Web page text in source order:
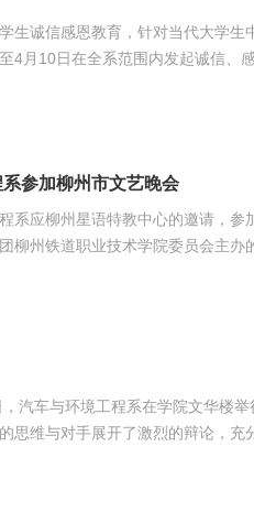
生诚信感恩教育，针对当代大学生
月10日在全系范围内发起诚信、
教育活动，更大幅度加强了学生的
参加柳州市文艺晚会
系应柳州星语特教中心的邀请，参
柳州铁道职业技术学院委员会主
够早日走出阴影，拥有更多的欢乐
境工程系在学院文华楼举行了第二届辩
维与对手展开了激烈的辩论，充